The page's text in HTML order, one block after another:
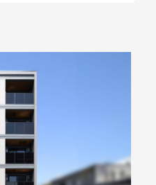
不動産を売りたい方